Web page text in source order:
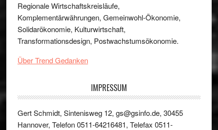
Regionale Wirtschaftskreisläufe,
Komplementärwährungen, Gemeinwohl-Ökonomie,
Solidarökonomie, Kulturwirtschaft,
Transformationsdesign, Postwachstumsökonomie.
Über Trend Gedanken
IMPRESSUM
Gert Schmidt, Sintenisweg 12, gs@gsinfo.de, 30455
Hannover, Telefon 0511-64216481, Telefax 0511-